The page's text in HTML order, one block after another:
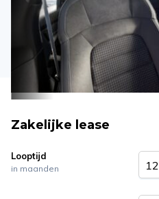
Zakelijke lease
Looptijd
in maanden 12